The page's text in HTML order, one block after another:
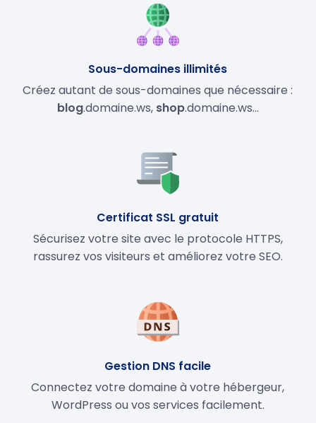
Sous-domaines illimités
Créez autant de sous-domaines que nécessaire :
blog.domaine.ws, shop.domaine.ws…
Certificat SSL gratuit
Sécurisez votre site avec le protocole HTTPS,
rassurez vos visiteurs et améliorez votre SEO.
Gestion DNS facile
Connectez votre domaine à votre hébergeur,
WordPress ou vos services facilement.